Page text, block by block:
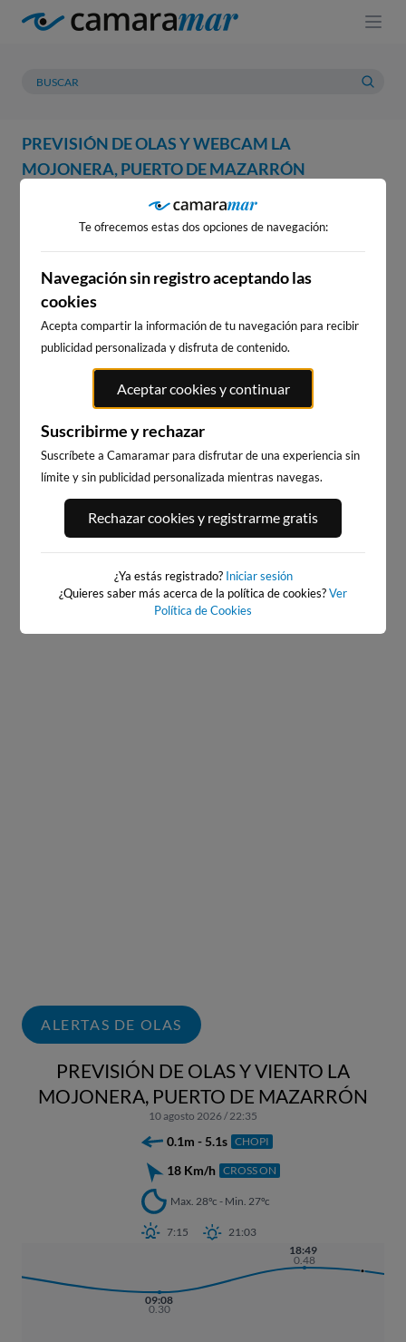
PREVISIÓN DE OLAS Y WEBCAM LA
MOJONERA, PUERTO DE MAZARRÓN
PREVISIÓN METEOROLOGÍA
WEBCAM LA MOJONERA,
PUERTO DE MAZARRÓN
WEBCAMS CERCANAS
PLAYA DEL CURA,
TORREVIEJA
68km · Torrevieja
PLAYA DE LOS LOCOS,
TORREVIEJA
69km · Torrevieja
ALERTAS DE OLAS
PREVISIÓN DE OLAS Y VIENTO LA
MOJONERA, PUERTO DE MAZARRÓN
10 agosto 2026 / 22:35
0.1m - 5.1s CHOPI
18 Km/h CROSS ON
Max. 28ºc - Min. 27ºc
7:15 21:03
09:08
0.30
18:49
0.48
Te ofrecemos estas dos opciones de navegación:
Navegación sin registro aceptando las
cookies
Acepta compartir la información de tu navegación para recibir
publicidad personalizada y disfruta de contenido.
Aceptar cookies y continuar
Suscribirme y rechazar
Suscríbete a Camaramar para disfrutar de una experiencia sin
límite y sin publicidad personalizada mientras navegas.
Rechazar cookies y registrarme gratis
¿Ya estás registrado? Iniciar sesión
¿Quieres saber más acerca de la política de cookies?Ver
Política de Cookies